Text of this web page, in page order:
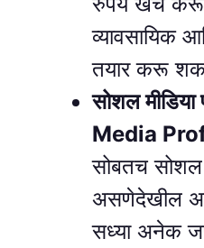
व्यावसायिक
तयार करू
सोशल
Media
सोबतच सोशल
असणेदेखील
सध्या अनेक